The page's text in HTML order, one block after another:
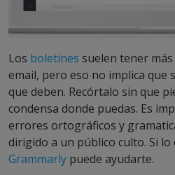
Los boletines suelen tener
email, pero eso no implica que
que deben. Recórtalo sin que
condensa donde puedas. Es
errores ortográficos y
dirigido a un público culto. Si lo
Grammarly puede ayudarte.